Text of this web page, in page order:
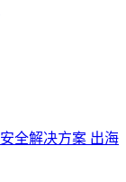
安全解决方案 出海